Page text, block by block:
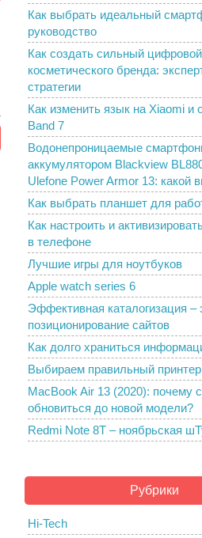
Как выбрать идеальный
руководство
Как создать сильный
косметического бренда:
стратегии
Как изменить язык на Xiaomi и
Band 7
Водонепроницаемые
аккумулятором Blackview
Ulefone Power Armor 13: какой
Как выбрать планшет для
Как настроить и
в телефоне
Лучшие игры для ноутбуков
Apple watch series 6
Эффективная каталогизация –
позиционирование сайтов
Как долго храниться
Выбираем правильный принтер
MacBook Air 13 (2020): почему
обновиться до новой модели?
Redmi Note 8T – ноябрьская
Рубрики
Hi-Tech